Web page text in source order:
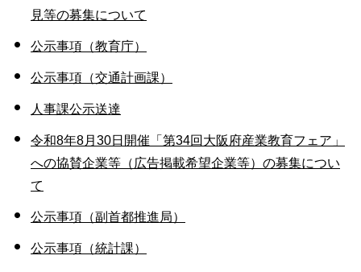
見等の募集について
公示事項（教育庁）
公示事項（交通計画課）
人事課公示送達
令和8年8月30日開催「第34回大阪府産業教育フェア」
への協賛企業等（広告掲載希望企業等）の募集につい
て
公示事項（副首都推進局）
公示事項（統計課）